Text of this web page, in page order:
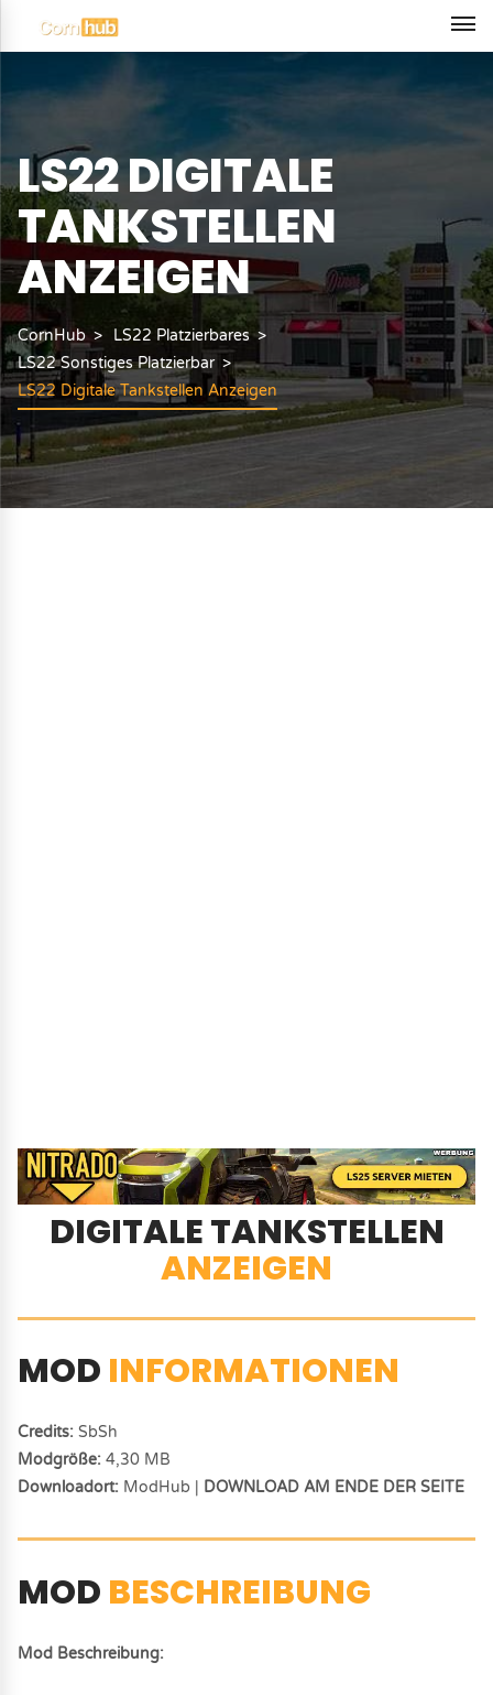
LS22 DIGITALE
TANKSTELLEN
ANZEIGEN
CornHub
LS22 Platzierbares
LS22 Sonstiges Platzierbar
LS22 Digitale Tankstellen Anzeigen
DIGITALE TANKSTELLEN
ANZEIGEN
MOD INFORMATIONEN
Credits: SbSh
Modgröße: 4,30 MB
Downloadort: ModHub | DOWNLOAD AM ENDE DER SEITE
MOD BESCHREIBUNG
Mod Beschreibung: